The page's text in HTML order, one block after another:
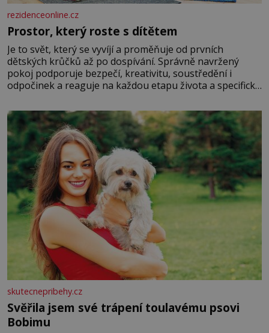
rezidenceonline.cz
Prostor, který roste s dítětem
Je to svět, který se vyvíjí a proměňuje od prvních
dětských krůčků až po dospívání. Správně navržený
pokoj podporuje bezpečí, kreativitu, soustředění i
odpočinek a reaguje na každou etapu života a specifické
měkkost a bezpečí, proto by pokoj miminka měl působit
především klidně a útulně. Předškolní věk je
skutecnepribehy.cz
Svěřila jsem své trápení toulavému psovi
Bobimu